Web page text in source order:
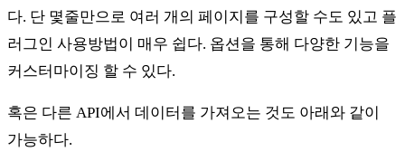
다. 단 몇줄만으로 여러 개의 페이지를 구성할 수도 있고 플
러그인 사용방법이 매우 쉽다. 옵션을 통해 다양한 기능을
커스터마이징 할 수 있다.
혹은 다른 API에서 데이터를 가져오는 것도 아래와 같이
가능하다.